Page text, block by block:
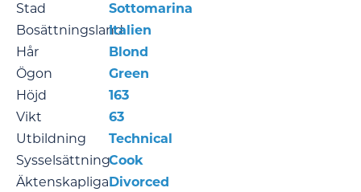
Stad
Sottomarina
BosättningslandItalien
Hår
Blond
Ögon
Green
Höjd
163
Vikt
63
Utbildning
Technical
SysselsättningCook
Äktenskapliga Divorced